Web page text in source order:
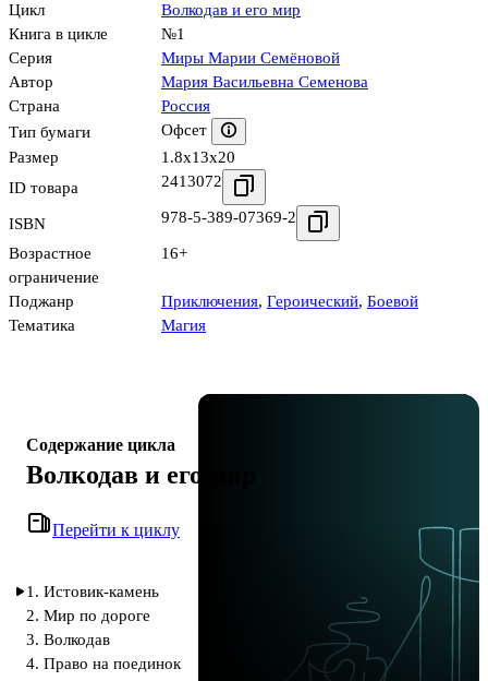
Цикл
Волкодав и его мир
Книга в цикле
№1
Серия
Миры Марии Семёновой
Автор
Мария Васильевна Семенова
Страна
Россия
Тип бумаги
Офсет
Размер
1.8x13x20
ID товара
2413072
ISBN 978-5-389-07369-2
Возрастное
ограничение
16+
Поджанр Приключения, Героический, Боевой
Тематика
Магия
Содержание цикла
Волкодав и его мир
Перейти к циклу
1. Истовик-камень
2. Мир по дороге
3. Волкодав
4. Право на поединок